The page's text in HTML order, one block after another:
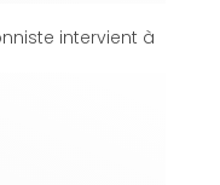
intervient à